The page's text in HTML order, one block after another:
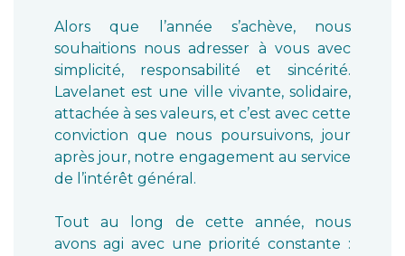
Alors que l’année s’achève, nous
souhaitions nous adresser à vous avec
simplicité, responsabilité et sincérité.
Lavelanet est une ville vivante, solidaire,
attachée à ses valeurs, et c’est avec cette
conviction que nous poursuivons, jour
après jour, notre engagement au service
de l’intérêt général.
Tout au long de cette année, nous
avons agi avec une priorité constante :